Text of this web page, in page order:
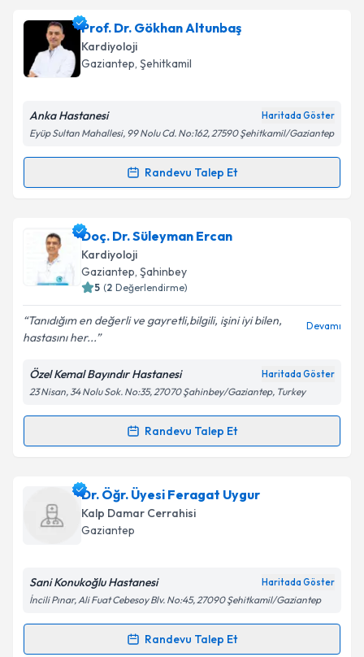
Prof. Dr. Gökhan Altunbaş
Kardiyoloji
Gaziantep, Şehitkamil
Anka Hastanesi Haritada Göster
Eyüp Sultan Mahallesi, 99 Nolu Cd. No:162, 27590 Şehitkamil/Gaziantep
Randevu Talep Et
Randevu Takvimi Talebi
Prof. Dr. Gökhan Altunbaşiçin randevu takvimi
talebi oluşturun. Size bu uzmandan randevu almanız
için bir takvim hazırlandığında e-posta ile
bilgilendireceğiz.
E-posta Adresiniz
Kişisel verilerimin işlenmesine ilişkinAydınlatma
Metni'ni okudum ve kişisel verilerimin belirtilen
kapsamda işlenmesini kabul ediyorum.
Doç. Dr. Süleyman Ercan
Kardiyoloji
Gaziantep, Şahinbey
5 (2 Değerlendirme)
Tanıdığım en değerli ve gayretli,bilgili, işini iyi bilen,
hastasını her...
Devamı
Özel Kemal Bayındır Hastanesi Haritada Göster
23 Nisan, 34 Nolu Sok. No:35, 27070 Şahinbey/Gaziantep, Turkey
Randevu Talep Et
Randevu Takvimi Talebi
Doç. Dr. Süleyman Ercaniçin randevu takvimi talebi
oluşturun. Size bu uzmandan randevu almanız için bir
takvim hazırlandığında e-posta ile bilgilendireceğiz.
Kişisel verilerimin işlenmesine ilişkin
Dr. Öğr. Üyesi Feragat Uygur
Kalp Damar Cerrahisi
Gaziantep
Sani Konukoğlu Hastanesi Haritada Göster
İncili Pınar, Ali Fuat Cebesoy Blv. No:45, 27090 Şehitkamil/Gaziantep
Randevu Talep Et
Randevu Takvimi Talebi